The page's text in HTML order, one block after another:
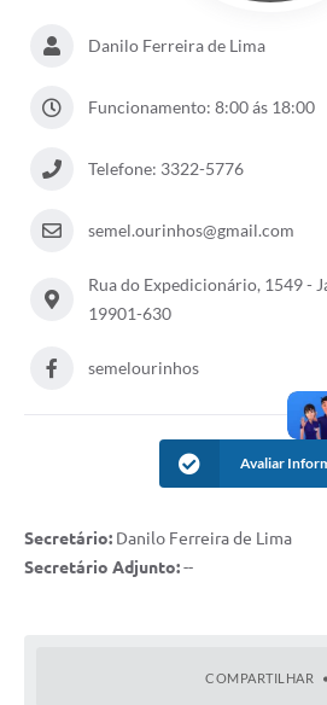
Danilo Ferreira de Lima
Funcionamento: 8:00 ás 18:00
Telefone: 3322-5776
semel.ourinhos@gmail.com
Rua do Expedicionário, 1549 -
19901-630
semelourinhos
Avaliar
Secretário: Danilo Ferreira de Lima
Secretário Adjunto:--
COMPARTILHAR